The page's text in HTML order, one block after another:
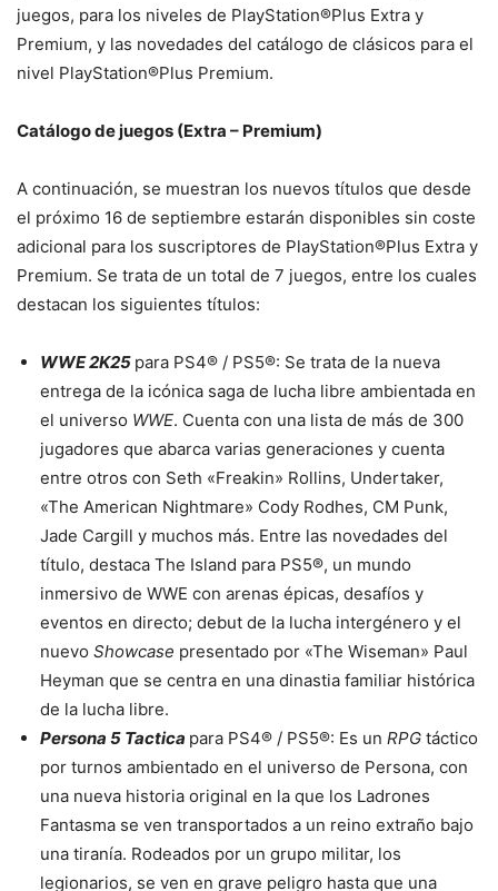
juegos, para los niveles de PlayStation®Plus Extra y
Premium, y las novedades del catálogo de clásicos para el
nivel PlayStation®Plus Premium.
Catálogo de juegos (Extra – Premium)
A continuación, se muestran los nuevos títulos que desde
el próximo 16 de septiembre estarán disponibles sin coste
adicional para los suscriptores de PlayStation®Plus Extra y
Premium. Se trata de un total de 7 juegos, entre los cuales
destacan los siguientes títulos:
WWE 2K25 para PS4® / PS5®: Se trata de la nueva
entrega de la icónica saga de lucha libre ambientada en
el universo WWE. Cuenta con una lista de más de 300
jugadores que abarca varias generaciones y cuenta
entre otros con Seth «Freakin» Rollins, Undertaker,
«The American Nightmare» Cody Rodhes, CM Punk,
Jade Cargill y muchos más. Entre las novedades del
título, destaca The Island para PS5®, un mundo
inmersivo de WWE con arenas épicas, desafíos y
eventos en directo; debut de la lucha intergénero y el
nuevo Showcase presentado por «The Wiseman» Paul
Heyman que se centra en una dinastia familiar histórica
de la lucha libre.
Persona 5 Tactica para PS4® / PS5®: Es un RPG táctico
por turnos ambientado en el universo de Persona, con
una nueva historia original en la que los Ladrones
Fantasma se ven transportados a un reino extraño bajo
una tiranía. Rodeados por un grupo militar, los
legionarios, se ven en grave peligro hasta que una